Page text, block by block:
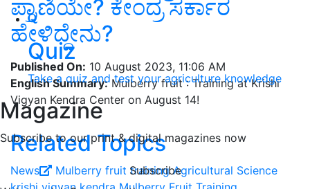
Quiz
Take a quiz and test your agriculture knowledge
Magazine
Subscribe to our print & digital magazines now
Subscribe
ಪ್ರಾಣಿಯೇ? ಕೇಂದ್ರ ಸರ್ಕಾರ
ಹೇಳಿದ್ದೇನು?
Published On: 10 August 2023, 11:06 AM
English Summary:Mulberry fruit : Training at Krishi
Vigyan Kendra Center on August 14!
Related Topics
News Mulberry fruit training Agricultural Science